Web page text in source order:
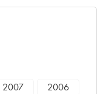
2007
2006